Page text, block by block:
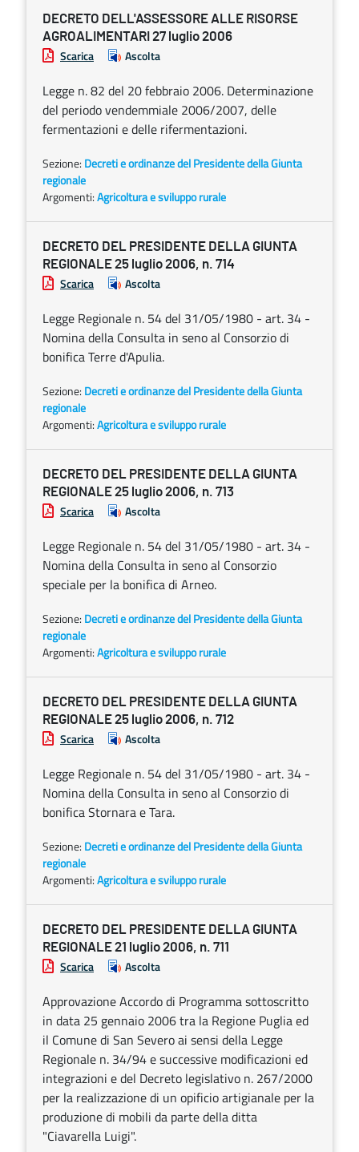
DECRETO DELL'ASSESSORE ALLE RISORSE
AGROALIMENTARI 27 luglio 2006
Scarica Ascolta
Legge n. 82 del 20 febbraio 2006. Determinazione
del periodo vendemmiale 2006/2007, delle
fermentazioni e delle rifermentazioni.
Sezione: Decreti e ordinanze del Presidente della Giunta
regionale
Argomenti:Agricoltura e sviluppo rurale
DECRETO DEL PRESIDENTE DELLA GIUNTA
REGIONALE 25 luglio 2006, n. 714
Scarica Ascolta
Legge Regionale n. 54 del 31/05/1980 - art. 34 -
Nomina della Consulta in seno al Consorzio di
bonifica Terre d'Apulia.
Sezione: Decreti e ordinanze del Presidente della Giunta
regionale
Argomenti:Agricoltura e sviluppo rurale
DECRETO DEL PRESIDENTE DELLA GIUNTA
REGIONALE 25 luglio 2006, n. 713
Scarica Ascolta
Legge Regionale n. 54 del 31/05/1980 - art. 34 -
Nomina della Consulta in seno al Consorzio
speciale per la bonifica di Arneo.
Sezione: Decreti e ordinanze del Presidente della Giunta
regionale
Argomenti:Agricoltura e sviluppo rurale
DECRETO DEL PRESIDENTE DELLA GIUNTA
REGIONALE 25 luglio 2006, n. 712
Scarica Ascolta
Legge Regionale n. 54 del 31/05/1980 - art. 34 -
Nomina della Consulta in seno al Consorzio di
bonifica Stornara e Tara.
Sezione: Decreti e ordinanze del Presidente della Giunta
regionale
Argomenti:Agricoltura e sviluppo rurale
DECRETO DEL PRESIDENTE DELLA GIUNTA
REGIONALE 21 luglio 2006, n. 711
Scarica Ascolta
Approvazione Accordo di Programma sottoscritto
in data 25 gennaio 2006 tra la Regione Puglia ed
il Comune di San Severo ai sensi della Legge
Regionale n. 34/94 e successive modificazioni ed
integrazioni e del Decreto legislativo n. 267/2000
per la realizzazione di un opificio artigianale per la
produzione di mobili da parte della ditta
"Ciavarella Luigi".